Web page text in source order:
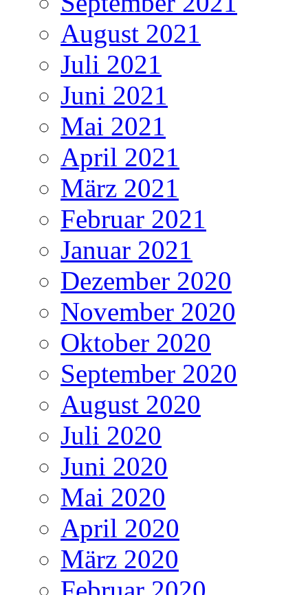
August 2021
Juli 2021
Juni 2021
Mai 2021
April 2021
März 2021
Februar 2021
Januar 2021
Dezember 2020
November 2020
Oktober 2020
September 2020
August 2020
Juli 2020
Juni 2020
Mai 2020
April 2020
März 2020